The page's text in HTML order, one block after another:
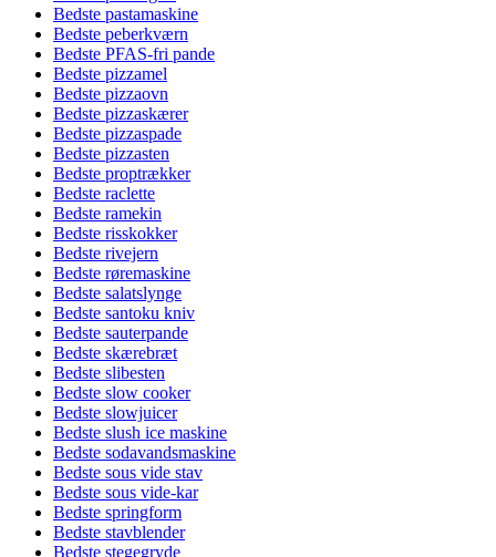
Bedste pastamaskine
Bedste peberkværn
Bedste PFAS-fri pande
Bedste pizzamel
Bedste pizzaovn
Bedste pizzaskærer
Bedste pizzaspade
Bedste pizzasten
Bedste proptrækker
Bedste raclette
Bedste ramekin
Bedste risskokker
Bedste rivejern
Bedste røremaskine
Bedste salatslynge
Bedste santoku kniv
Bedste sauterpande
Bedste skærebræt
Bedste slibesten
Bedste slow cooker
Bedste slowjuicer
Bedste slush ice maskine
Bedste sodavandsmaskine
Bedste sous vide stav
Bedste sous vide-kar
Bedste springform
Bedste stavblender
Bedste stegegryde